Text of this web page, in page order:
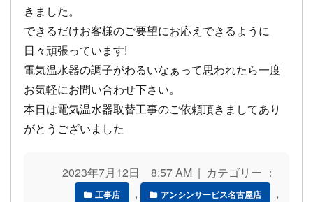
きました。
できるだけお客様のご要望にお応えできるように
日々頑張っています!
電気温水器の調子がわるいなぁって思われたら一度
お気軽にお問い合わせ下さい。
本日は電気温水器取替工事のご依頼頂きましてあり
がとうございました
2023年7月12日 8:57 AM | カテゴリー ：
工事店 , アンシンサービス名古屋店 ,